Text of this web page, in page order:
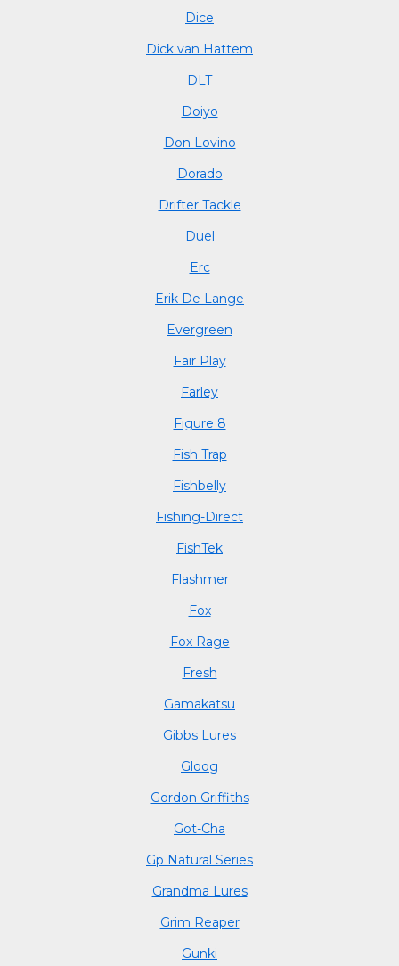
Dice
Dick van Hattem
DLT
Doiyo
Don Lovino
Dorado
Drifter Tackle
Duel
Erc
Erik De Lange
Evergreen
Fair Play
Farley
Figure 8
Fish Trap
Fishbelly
Fishing-Direct
FishTek
Flashmer
Fox
Fox Rage
Fresh
Gamakatsu
Gibbs Lures
Gloog
Gordon Griffiths
Got-Cha
Gp Natural Series
Grandma Lures
Grim Reaper
Gunki